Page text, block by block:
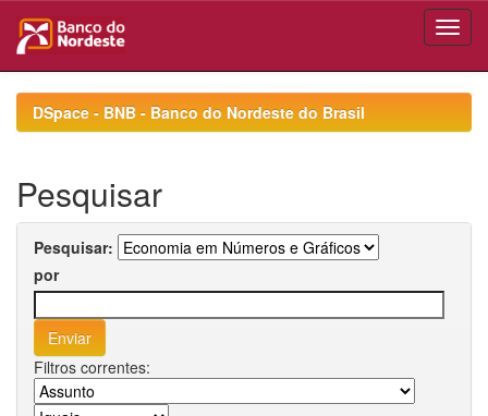
navigationDSpace - BNB - Banco do Nordeste do Brasil
Pesquisar
Pesquisar:
por
Filtros correntes: